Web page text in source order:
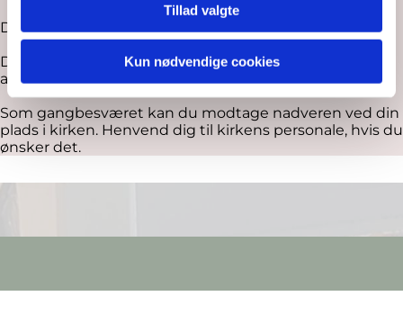
Tillad valgte
Kun nødvendige cookies
Der er ingen trappetrin ved indgangen til kirken
Der er almindeligt toilet i gavlen af "Længen" ved siden
af kirken - dog ikke handicaptoilet
Som gangbesværet kan du modtage nadveren ved din
plads i kirken. Henvend dig til kirkens personale, hvis du
ønsker det.